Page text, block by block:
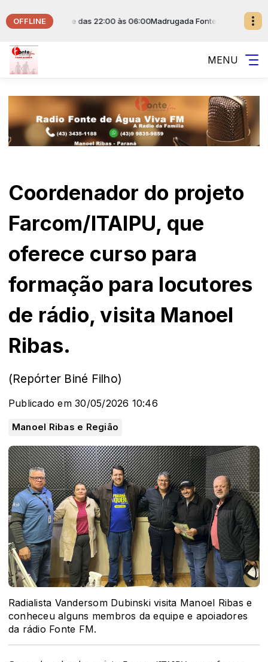
OFFLINE
da Fonte das 22:00 às 06:00Madrugada Fonte de Água Viva
MENU
Coordenador do projeto
Farcom/ITAIPU, que
oferece curso para
formação para locutores
de rádio, visita Manoel
Ribas.
(Repórter Biné Filho)
Publicado em 30/05/2026 10:46
Manoel Ribas e Região
Radialista Vandersom Dubinski visita Manoel Ribas e
conheceu alguns membros da equipe e apoiadores
da rádio Fonte FM.